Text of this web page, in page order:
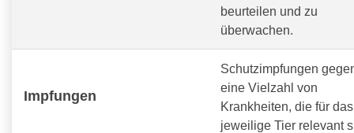
beurteilen und zu
überwachen.
Impfungen
Schutzimpfungen
eine Vielzahl von
Krankheiten, die für das
jeweilige Tier relevant